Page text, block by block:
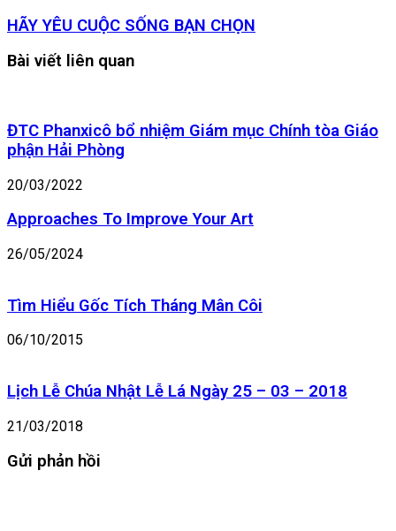
Tuần
Thánh
HÃY
CUỘC
HÃY YÊU CUỘC SỐNG BẠN CHỌN
Bài viết liên quan
ĐTC Phanxicô bổ nhiệm Giám mục Chính tòa Giáo
phận Hải Phòng
20/03/2022
Approaches To Improve Your Art
26/05/2024
Tìm Hiểu Gốc Tích Tháng Mân Côi
06/10/2015
Lịch Lễ Chúa Nhật Lễ Lá Ngày 25 – 03 – 2018
21/03/2018
Gửi phản hồi